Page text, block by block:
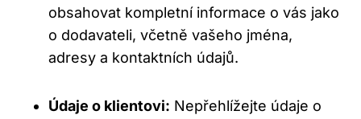
obsahovat kompletní informace o vás jako
o dodavateli, včetně vašeho jména,
adresy a kontaktních údajů.
Údaje o klientovi: Nepřehlížejte údaje o